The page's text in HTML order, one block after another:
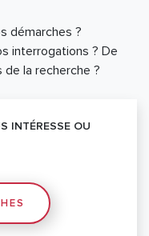
démarches ?
interrogations ? De
la recherche ?
INTÉRESSE OU